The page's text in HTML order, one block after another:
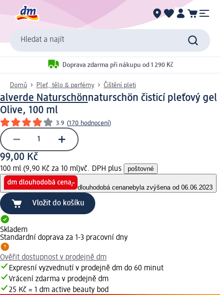
Hledat a najít
Doprava zdarma při nákupu od 1 290 Kč
Domů Pleť, tělo & parfémy Čištění pleti
alverde Naturschönnaturschön čisticí pleťový gel
Olive, 100 ml
3.9 (170 hodnocení)
99,00 Kč
100 ml (9,90 Kč za 10 ml)vč. DPH plus poštovné
dlouhodobá cenanebyla zvýšena od 06.06.2023
Vložit do košíku
Skladem
Standardní doprava za 1-3 pracovní dny
Ověřit dostupnost v prodejně dm
Expresní vyzvednutí v prodejně dm do 60 minut
Vrácení zdarma v prodejně dm
25 Kč = 1 dm active beauty bod